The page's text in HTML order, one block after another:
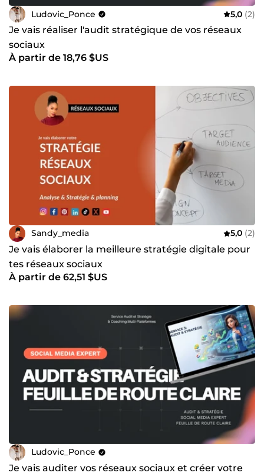
Ludovic_Ponce 5,0 (2)
Je vais réaliser l'audit stratégique de vos réseaux
sociaux
À partir de 18,76 $US
Sandy_media 5,0 (2)
Je vais élaborer la meilleure stratégie digitale pour
tes réseaux sociaux
À partir de 62,51 $US
Ludovic_Ponce
Je vais auditer vos réseaux sociaux et créer votre